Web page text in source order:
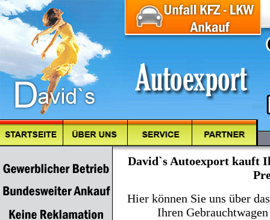
David`s Autoexport kauft
Hier können Sie uns über
Ihren